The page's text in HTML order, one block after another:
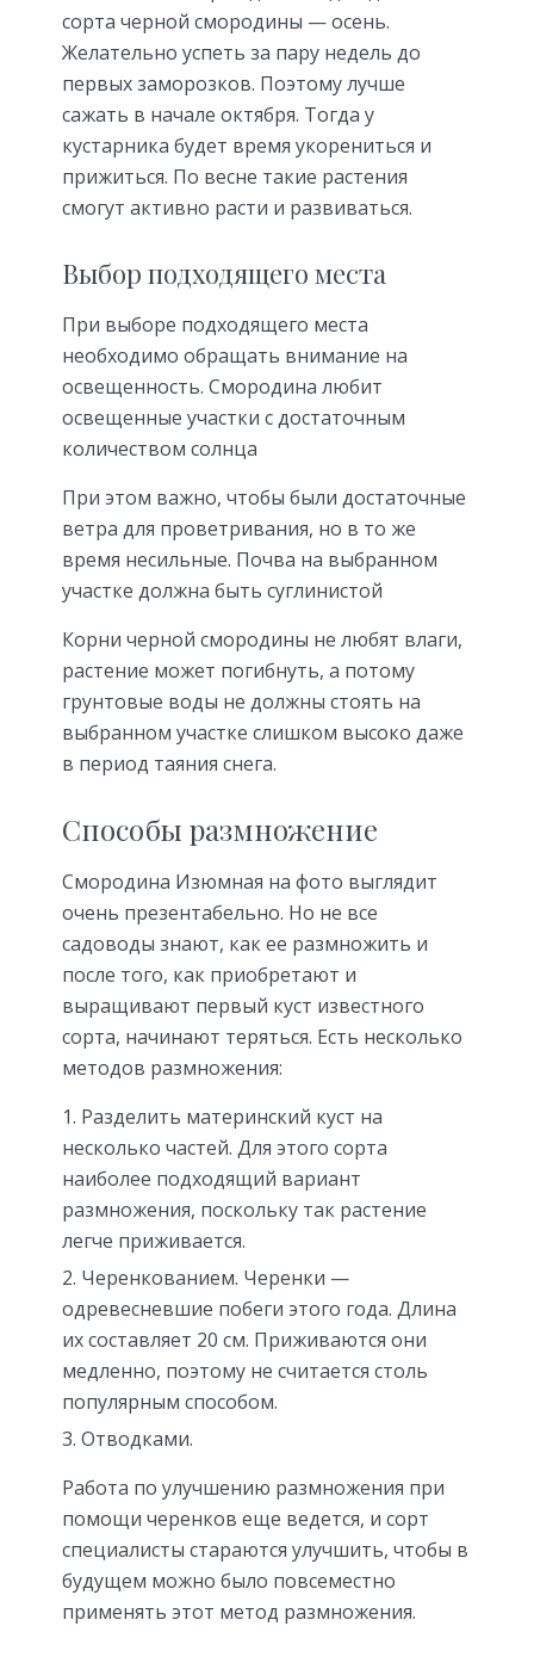
сорта черной смородины — осень.
Желательно успеть за пару недель до
первых заморозков. Поэтому лучше
сажать в начале октября. Тогда у
кустарника будет время укорениться и
прижиться. По весне такие растения
смогут активно расти и развиваться.
Выбор подходящего места
При выборе подходящего места
необходимо обращать внимание на
освещенность. Смородина любит
освещенные участки с достаточным
количеством солнца
При этом важно, чтобы были достаточные
ветра для проветривания, но в то же
время несильные. Почва на выбранном
участке должна быть суглинистой
Корни черной смородины не любят влаги,
растение может погибнуть, а потому
грунтовые воды не должны стоять на
выбранном участке слишком высоко даже
в период таяния снега.
Способы размножение
Смородина Изюмная на фото выглядит
очень презентабельно. Но не все
садоводы знают, как ее размножить и
после того, как приобретают и
выращивают первый куст известного
сорта, начинают теряться. Есть несколько
методов размножения:
Разделить материнский куст на
несколько частей. Для этого сорта
наиболее подходящий вариант
размножения, поскольку так растение
легче приживается.
Черенкованием. Черенки —
одревесневшие побеги этого года. Длина
их составляет 20 см. Приживаются они
медленно, поэтому не считается столь
популярным способом.
Отводками.
Работа по улучшению размножения при
помощи черенков еще ведется, и сорт
специалисты стараются улучшить, чтобы в
будущем можно было повсеместно
применять этот метод размножения.